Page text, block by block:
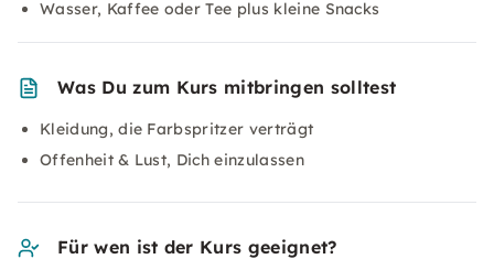
Wasser, Kaffee oder Tee plus kleine Snacks
Was Du zum Kurs mitbringen solltest
Kleidung, die Farbspritzer verträgt
Offenheit & Lust, Dich einzulassen
Für wen ist der Kurs geeignet?